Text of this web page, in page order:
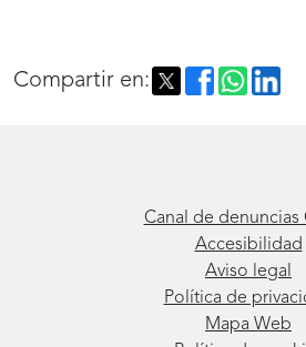
Compartir en:
Canal de denuncias
Accesibilidad
Aviso legal
Política de
Mapa Web